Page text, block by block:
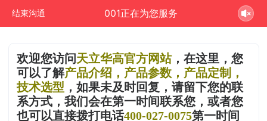
结束沟通 001正在为您服务
欢迎您访问天立华高官方网站，在这里，您
可以了解产品介绍，产品参数，产品定制，
技术选型 ，如果未及时回复，请留下您的联
系方式，我们会在第一时间联系您，或者您
也可以直接拨打电话400-027-0075第一时间